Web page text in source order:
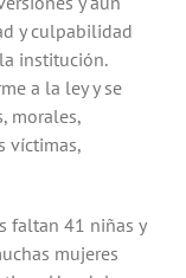
y culpabilidad
institución.
a la ley y se
morales,
víctimas,
faltan 41 niñas y
mujeres